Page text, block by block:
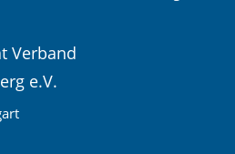
Verband
e.V.